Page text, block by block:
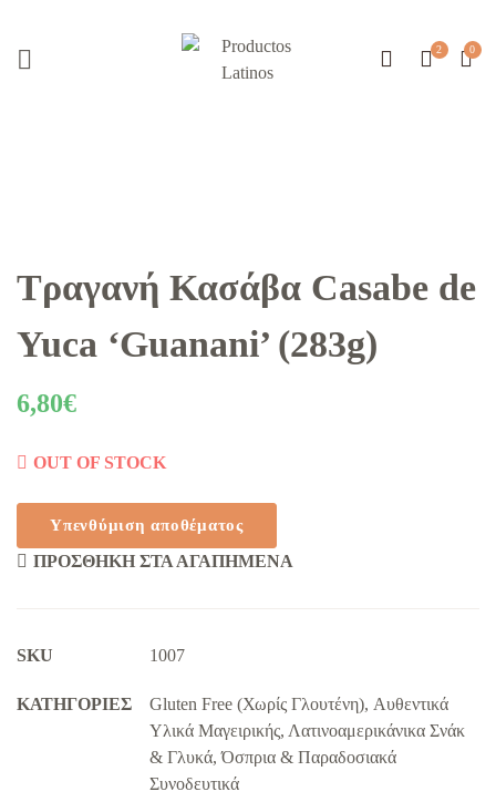
Τραγανή Κασάβα Casabe de
Yuca ‘Guanani’ (283g)
6,80€
OUT OF STOCK
ΠΡΟΣΘΉΚΗ ΣΤΑ ΑΓΑΠΗΜΈΝΑ
SKU 1007
KΑΤΗΓΟΡΊΕΣ Gluten Free (Χωρίς Γλουτένη), Αυθεντικά
Υλικά Μαγειρικής, Λατινοαμερικάνικα Σνάκ
& Γλυκά,Όσπρια & Παραδοσιακά
Συνοδευτικά